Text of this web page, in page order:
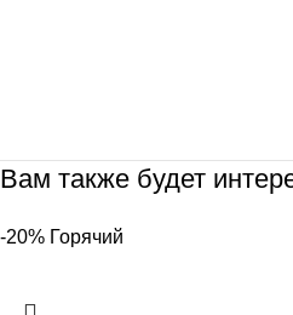
Вам также будет
-20% Горячий